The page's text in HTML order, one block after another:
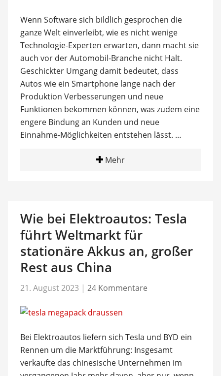
Wenn Software sich bildlich gesprochen die
ganze Welt einverleibt, wie es nicht wenige
Technologie-Experten erwarten, dann macht sie
auch vor der Automobil-Branche nicht Halt.
Geschickter Umgang damit bedeutet, dass
Autos wie ein Smartphone lange nach der
Produktion Verbesserungen und neue
Funktionen bekommen können, was zudem eine
engere Bindung an Kunden und neue
Einnahme-Möglichkeiten entstehen lässt. …
Mehr
Wie bei Elektroautos: Tesla
führt Weltmarkt für
stationäre Akkus an, großer
Rest aus China
21. August 2023 | 24 Kommentare
Bei Elektroautos liefern sich Tesla und BYD ein
Rennen um die Marktführung: Insgesamt
verkaufte das chinesische Unternehmen im